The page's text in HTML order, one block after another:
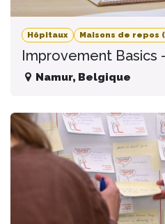
Hôpitaux Maisons de repos
Improvement Basics
Namur, Belgique